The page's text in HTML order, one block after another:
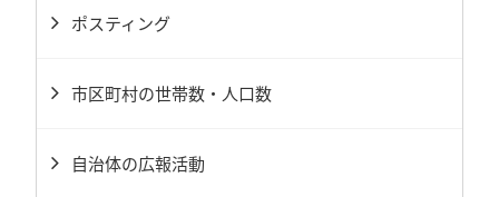
ポスティング
市区町村の世帯数・人口数
自治体の広報活動